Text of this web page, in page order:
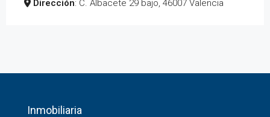
Dirección: C. Albacete 29 bajo, 46007 Valencia
Inmobiliaria